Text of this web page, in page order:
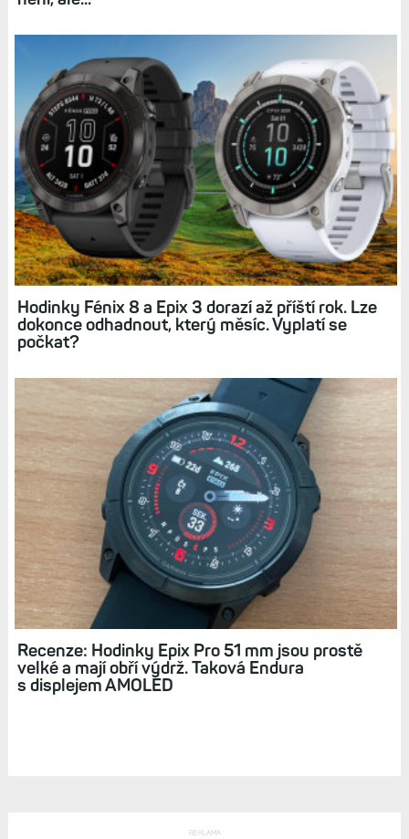
Kompletní přehled: Všechny funkce, které
hodinky Fénix 7 a Epix získaly od uvedení na
trh. A že jich je...
Hodinky Epix Pro. Tři velikosti, svítilna LED,
nový optický snímač a měření EKG. Trojka to
není, ale...
dokonce odhadnout, který měsíc. Vyplatí se